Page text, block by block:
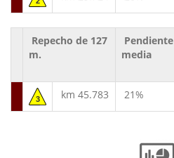
Repecho de 127
m.
Pendiente
media
3 km 45.783 21%